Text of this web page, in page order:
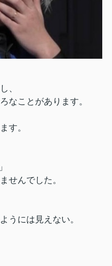
、
なことがあります。
す。
せんでした。
うには見えない。